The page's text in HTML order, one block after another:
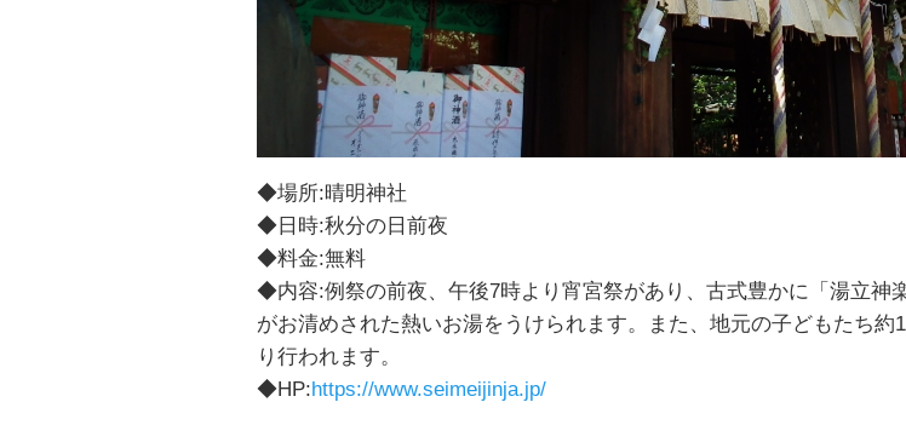
◆場所:晴明神社
◆日時:秋分の日前夜
◆料金:無料
◆内容:例祭の前夜、午後7時より宵宮祭があり、古式豊かに「湯立神
がお清めされた熱いお湯をうけられます。また、地元の子どもたち
り行われます。
◆HP:https://www.seimeijinja.jp/